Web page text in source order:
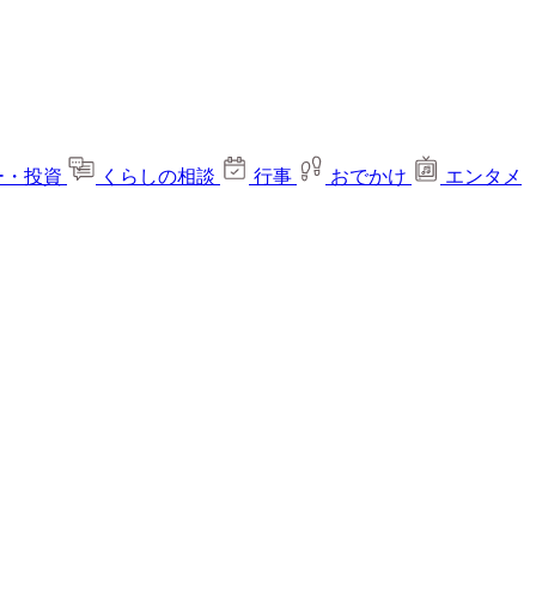
・投資 くらしの相談 行事 おでかけ
エンタメ